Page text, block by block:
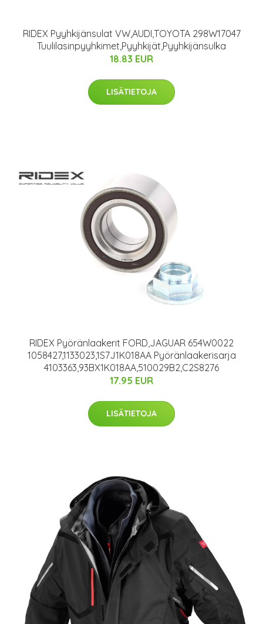
RIDEX Pyyhkijänsulat VW,AUDI,TOYOTA 298W17047
Tuulilasinpyyhkimet,Pyyhkijät,Pyyhkijänsulka
18.83 EUR
LISÄTIETOJA
RIDEX Pyöränlaakerit FORD,JAGUAR 654W0022
1058427,1133023,1S7J1K018AA Pyöränlaakerisarja
4103363,93BX1K018AA,510029B2,C2S8276
17.95 EUR
LISÄTIETOJA